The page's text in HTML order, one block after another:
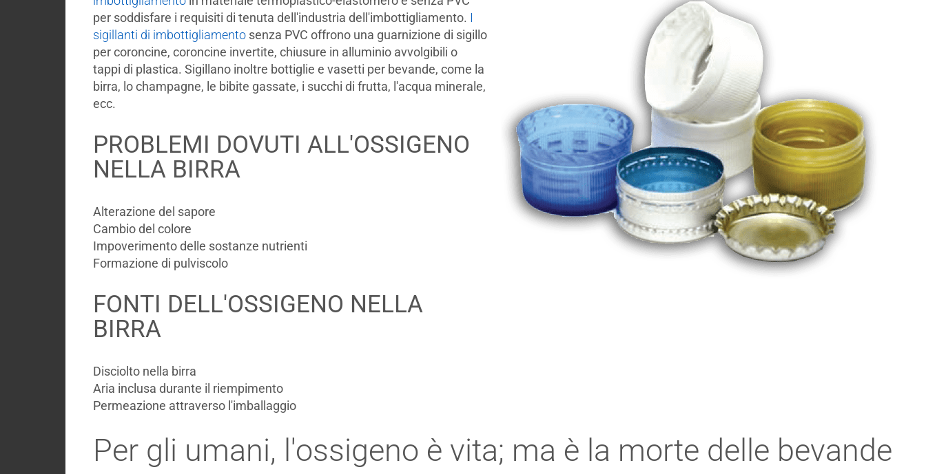
per soddisfare i requisiti di tenuta dell'industria dell'imbottigliamento. I
sigillanti di imbottigliamentosenza PVC offrono una guarnizione di sigillo
per coroncine, coroncine invertite, chiusure in alluminio avvolgibili o
tappi di plastica. Sigillano inoltre bottiglie e vasetti per bevande, come la
birra, lo champagne, le bibite gassate, i succhi di frutta, l'acqua minerale,
ecc.
PROBLEMI DOVUTI ALL'OSSIGENO
NELLA BIRRA
Alterazione del sapore
Cambio del colore
Impoverimento delle sostanze nutrienti
Formazione di pulviscolo
FONTI DELL'OSSIGENO NELLA
BIRRA
Disciolto nella birra
Aria inclusa durante il riempimento
Permeazione attraverso l'imballaggio
Per gli umani, l'ossigeno è vita; ma è la morte delle bevande